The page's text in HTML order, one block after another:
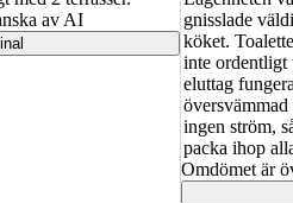
av AI
gnisslade
köket.
inte ordentligt
eluttag
ingen ström,
packa ihop
Omdömet är